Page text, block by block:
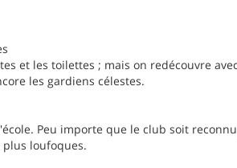
et les toilettes ; mais on redécouvre
les gardiens célestes.
Peu importe que le club soit
plus loufoques.